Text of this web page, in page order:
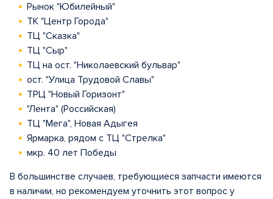
Рынок "Юбилейный"
ТК "Центр Города"
ТЦ "Сказка"
ТЦ "Сыр"
ТЦ на ост. "Николаевский бульвар"
ост. "Улица Трудовой Славы"
ТРЦ "Новый Горизонт"
"Лента" (Российская)
ТЦ "Мега", Новая Адыгея
Ярмарка, рядом с ТЦ "Стрелка"
мкр. 40 лет Победы
В большинстве случаев, требующиеся запчасти имеются
в наличии, но рекомендуем уточнить этот вопрос у